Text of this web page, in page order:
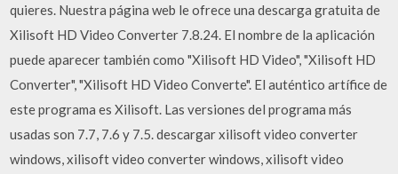
quieres. Nuestra página web le ofrece una descarga gratuita de
Xilisoft HD Video Converter 7.8.24. El nombre de la aplicación
puede aparecer también como "Xilisoft HD Video", "Xilisoft HD
Converter", "Xilisoft HD Video Converte". El auténtico artífice de
este programa es Xilisoft. Las versiones del programa más
usadas son 7.7, 7.6 y 7.5. descargar xilisoft video converter
windows, xilisoft video converter windows, xilisoft video